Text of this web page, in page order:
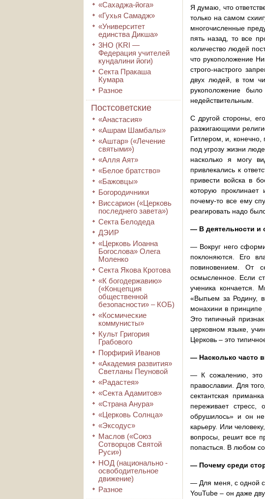
«Сахаджа-йога»
«Гухья Самадж»
«Университет
единства Дикша»
3HO (KRI ―
Федерация учителей
кундалини йоги)
Секта Пракаша
Кумара
Разное
Постсоветские
«Анастасия»
«Ашрам Шамбалы»
«Аштар» («Лечение
святыми»)
«Алля Аят»
«Белое братство»
«Бажовцы»
Богородичники
Виссарион («Церковь
последнего завета»)
Секта Белодеда
ДЭИР
«Церковь Иоанна
Богослова» Олега
Моленко
Секта Якова Кротова
«К богодержавию»
(«Концепция
общественной
безопасности» – КОБ)
«Космические
коммунисты»
Культ Григория
Грабового
Порфирий Иванов
«Академия развития»
Светланы Пеуновой
«Радастея»
«Секта Адамитов»
«Страна Анура»
«Церковь Солнца»
«Эксодус»
Маслов («Союз
Сотворцов Святой
Руси»)
НОД (национально -
освободительное
движение)
Разное
Я думаю, что
только на самом
многочисленные
пять назад, то все
количество людей
что рукоположение
строго-настрого
двух людей, в том
рукоположение
недействительным.
С другой стороны,
разжигающими
Гитлером, и, конечно,
под угрозу жизни
насколько я могу
привлекались к
привести войска в
которую проклинает
почему-то все ему
реагировать надо
— В деятельности и
— Вокруг него
поклоняются. Его
повиновением. От
осмысленное. Если
ученика кончается.
«Выпьем за Родину,
монахини в принципе
Это типичный
церковном языке,
Церковь – это
— Насколько часто
— К сожалению, это
православии. Для
сектантская
переживает стресс,
обрушилось» и он
карьеру. Или
вопросы, решит все
попасться. В любом
— Почему среди
— Для меня, с одной
YouTube – он даже